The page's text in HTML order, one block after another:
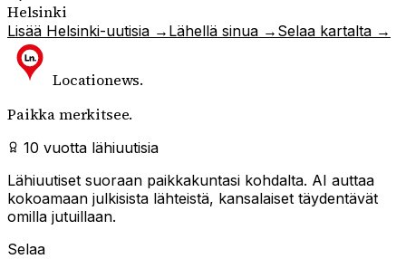
Helsinki
Lisää Helsinki-uutisia → Lähellä sinua → Selaa kartalta →
Locationews.
Paikka merkitsee.
10 vuotta lähiuutisia
Lähiuutiset suoraan paikkakuntasi kohdalta. AI auttaa
kokoamaan julkisista lähteistä, kansalaiset täydentävät
omilla jutuillaan.
Selaa